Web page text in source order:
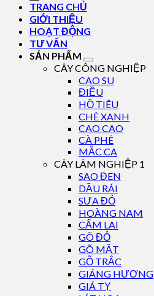
TRANG CHỦ
GIỚI THIỆU
HOẠT ĐỘNG
TƯ VẤN
SẢN PHẨM
CÂY CÔNG NGHIỆP
CAO SU
ĐIỀU
HỒ TIÊU
CHÈ XANH
CAO CAO
CÀ PHÊ
MẮC CA
CÂY LÂM NGHIỆP 1
SAO ĐEN
DẦU RÁI
SƯA ĐỎ
HOÀNG NAM
CẨM LAI
GÕ ĐỎ
GÕ MẬT
GỖ TRẮC
GIÁNG HƯƠNG
GIÁ TỴ